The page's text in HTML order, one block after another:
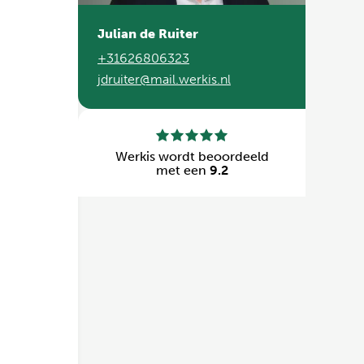
Julian de Ruiter
+31626806323
jdruiter@mail.werkis.nl
Werkis wordt beoordeeld
met een 9.2